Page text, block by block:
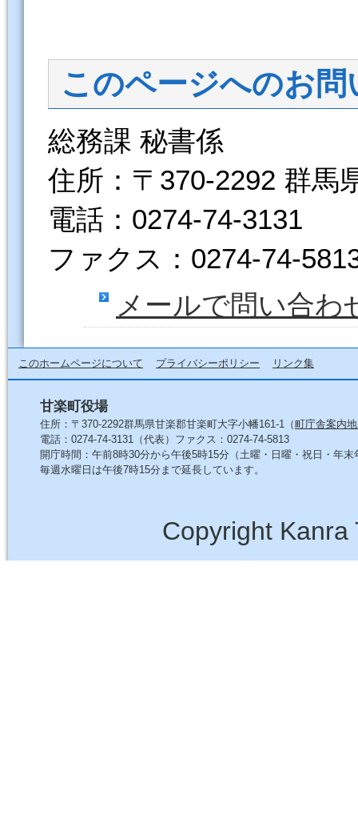
このページへのお問
総務課 秘書係
住所：〒370-2292 群馬
電話：0274-74-3131
ファクス：0274-74-
メールで問い合わ
このホームページについて プライバシーポリシー リンク集
甘楽町役場
住所：〒370-2292群馬県甘楽郡甘楽町大字小幡161-1（町庁舎案内
電話：0274-74-3131（代表）ファクス：0274-74-5813
開庁時間：午前8時30分から午後5時15分（土曜・日曜・祝日・年末
毎週水曜日は午後7時15分まで延長しています。
Copyright Kanra